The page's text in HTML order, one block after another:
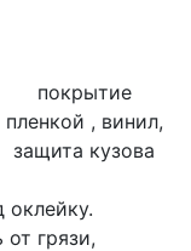
покрытие
пленкой , винил,
защита кузова
оклейку.
грязи,